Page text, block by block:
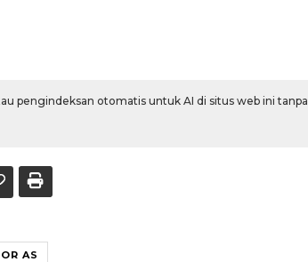
pengindeksan otomatis untuk AI di situs web ini tanpa
AS